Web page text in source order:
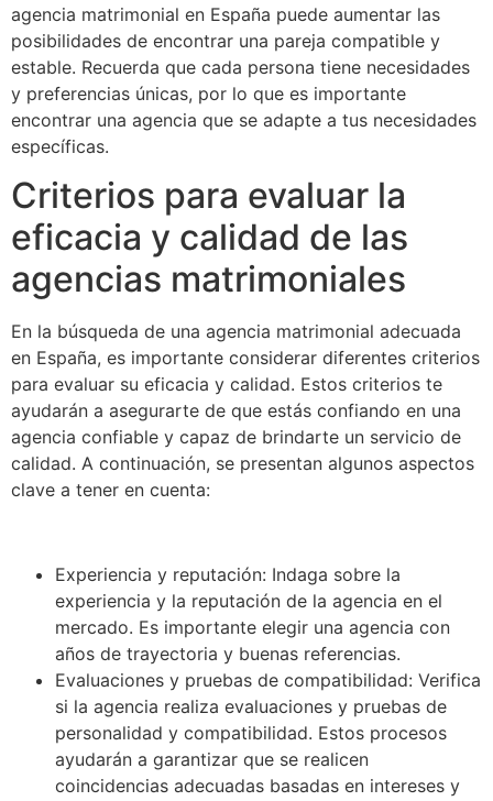
agencia matrimonial en España puede aumentar las
posibilidades de encontrar una pareja compatible y
estable. Recuerda que cada persona tiene necesidades
y preferencias únicas, por lo que es importante
encontrar una agencia que se adapte a tus necesidades
específicas.
Criterios para evaluar la
eficacia y calidad de las
agencias matrimoniales
En la búsqueda de una agencia matrimonial adecuada
en España, es importante considerar diferentes criterios
para evaluar su eficacia y calidad. Estos criterios te
ayudarán a asegurarte de que estás confiando en una
agencia confiable y capaz de brindarte un servicio de
calidad. A continuación, se presentan algunos aspectos
clave a tener en cuenta:
Experiencia y reputación: Indaga sobre la
experiencia y la reputación de la agencia en el
mercado. Es importante elegir una agencia con
años de trayectoria y buenas referencias.
Evaluaciones y pruebas de compatibilidad: Verifica
si la agencia realiza evaluaciones y pruebas de
personalidad y compatibilidad. Estos procesos
ayudarán a garantizar que se realicen
coincidencias adecuadas basadas en intereses y